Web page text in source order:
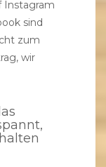
Instagram
sind
zum
wir